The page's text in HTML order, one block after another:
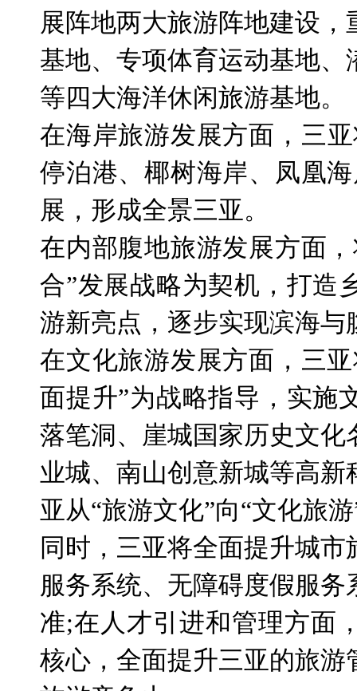
展阵地两大旅游阵地建设
基地、专项体育运动基地
等四大海洋休闲旅游基地。
在海岸旅游发展方面，三
停泊港、椰树海岸、凤凰
展，形成全景三亚。
在内部腹地旅游发展方面
合”发展战略为契机，打造
游新亮点，逐步实现滨海与
在文化旅游发展方面，三
面提升”为战略指导，实施
落笔洞、崖城国家历史文
业城、南山创意新城等高
亚从“旅游文化”向“文化旅
同时，三亚将全面提升城
服务系统、无障碍度假服
准;在人才引进和管理方面
核心，全面提升三亚的旅